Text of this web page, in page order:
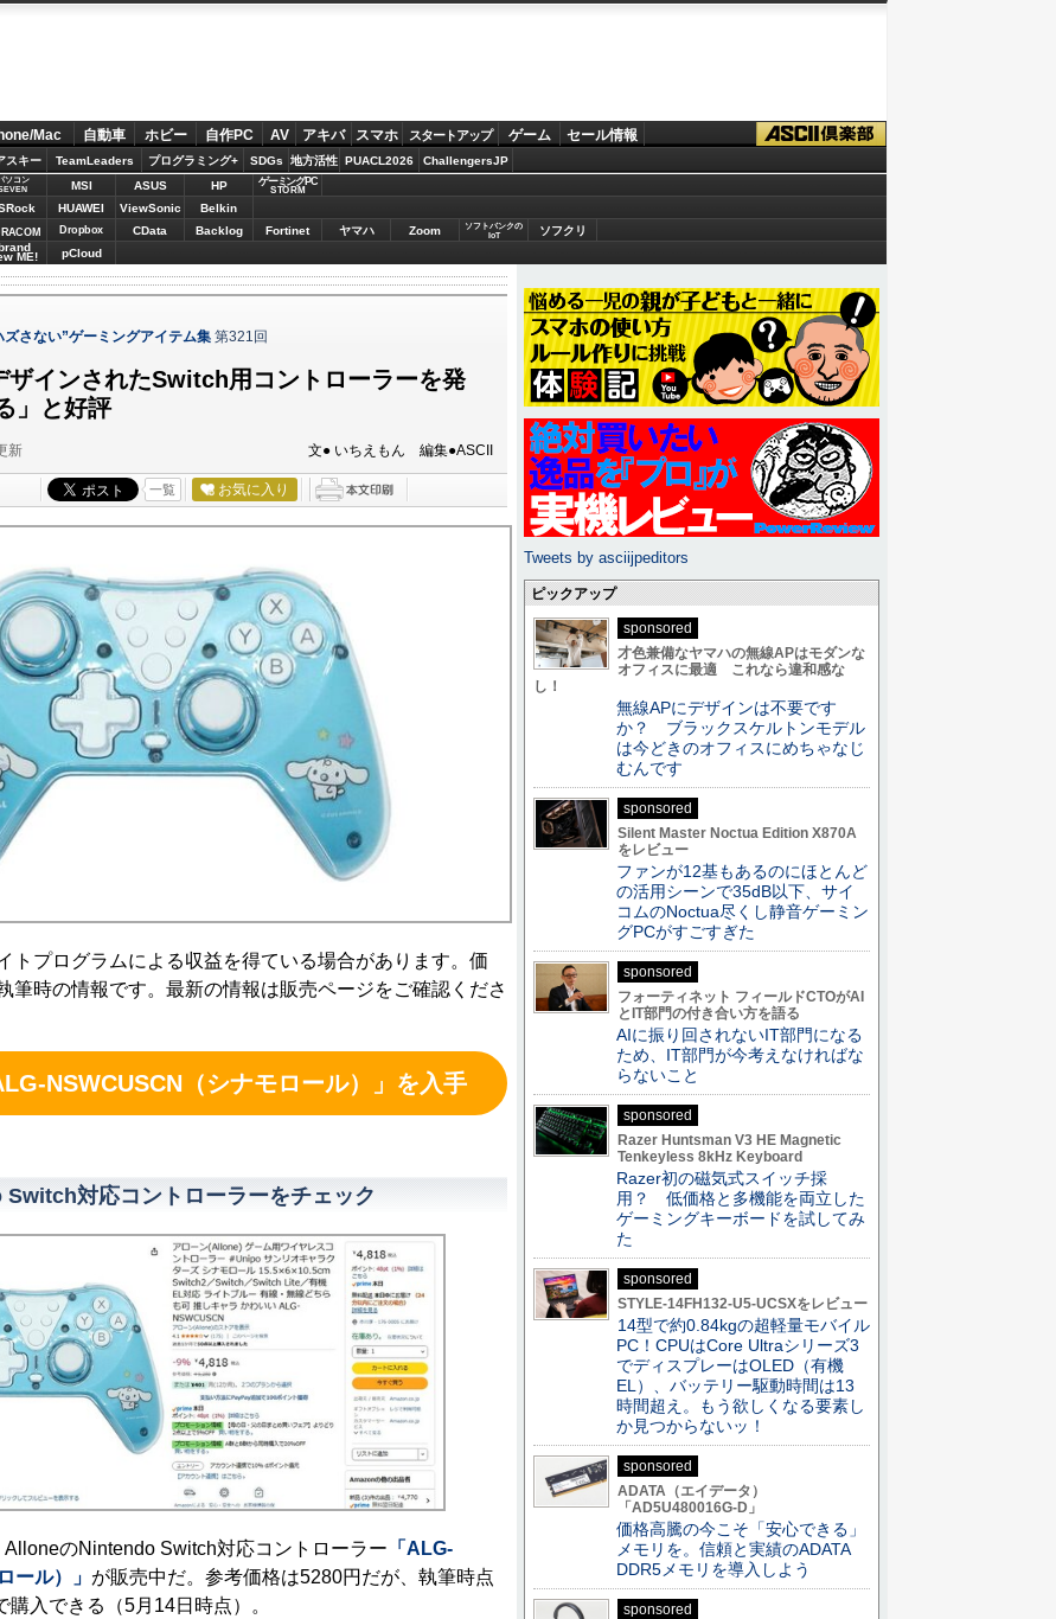
Mac 自動車 ホビー 自作PC AV アキバ スマホ スタートアップ ゲーム セール情報
スキー TeamLeaders プログラミング+ SDGs 地方活性 PUACL2026 ChallengersJP
ソコン
MSI ASUS HP ゲーミングPC
STORM
HUAWEI ViewSonic Belkin
Dropbox CData Backlog Fortinet ヤマハ Zoom
ソフトバンクの
IoT
ソフクリ
ME! pCloud
さない”ゲーミングアイテム集 第321回
ザインされたSwitch用コントローラーを発
」と好評
新 文● いちえもん 編集●ASCII
一覧 お気に入り
トプログラムによる収益を得ている場合があります。価
筆時の情報です。最新の情報は販売ページをご確認くださ
NSWCUSCN（シナモロール）」を入手
対応コントローラーをチェック
AlloneのNintendo Switch対応コントローラー 「ALG-
ール）」 が販売中だ。参考価格は5280円だが、執筆時点
購入できる（5月14日時点）。
Tweets by asciijpeditors
ピックアップ
sponsored
才色兼備なヤマハの無線APはモダンな
オフィスに最適 これなら違和感な
し！
無線APにデザインは不要です
か？ ブラックスケルトンモデル
は今どきのオフィスにめちゃなじ
むんです
sponsored
Silent Master Noctua Edition X870A
をレビュー
ファンが12基もあるのにほとんど
の活用シーンで35dB以下、サイ
コムのNoctua尽くし静音ゲーミン
グPCがすごすぎた
sponsored
フォーティネット フィールドCTOがAI
とIT部門の付き合い方を語る
AIに振り回されないIT部門になる
ため、IT部門が今考えなければな
らないこと
sponsored
Razer Huntsman V3 HE Magnetic
Tenkeyless 8kHz Keyboard
Razer初の磁気式スイッチ採
用？ 低価格と多機能を両立した
ゲーミングキーボードを試してみ
た
sponsored
STYLE-14FH132-U5-UCSXをレビュー
14型で約0.84kgの超軽量モバイル
PC！CPUはCore Ultraシリーズ3
でディスプレーはOLED（有機
EL）、バッテリー駆動時間は13
時間超え。もう欲しくなる要素し
か見つからないッ！
sponsored
ADATA（エイデータ）
「AD5U480016G-D」
価格高騰の今こそ「安心できる」
メモリを。信頼と実績のADATA
DDR5メモリを導入しよう
sponsored